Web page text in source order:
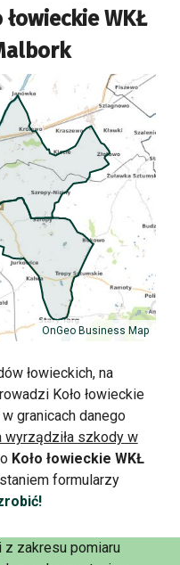
łowieckie WKŁ
OnGeo Business Map
łowieckich, na
Koło łowieckie
granicach danego
wyrządziła szkody w
Koło łowieckie WKŁ
formularzy
z zakresu pomiaru